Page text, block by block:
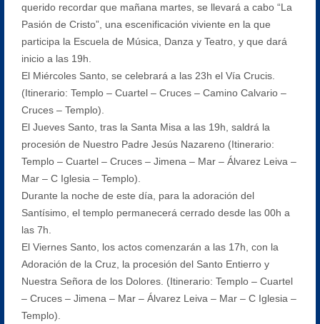
querido recordar que mañana martes, se llevará a cabo “La
Pasión de Cristo”, una escenificación viviente en la que
participa la Escuela de Música, Danza y Teatro, y que dará
inicio a las 19h.
El Miércoles Santo, se celebrará a las 23h el Vía Crucis.
(Itinerario: Templo – Cuartel – Cruces – Camino Calvario –
Cruces – Templo).
El Jueves Santo, tras la Santa Misa a las 19h, saldrá la
procesión de Nuestro Padre Jesús Nazareno (Itinerario:
Templo – Cuartel – Cruces – Jimena – Mar – Álvarez Leiva –
Mar – C Iglesia – Templo).
Durante la noche de este día, para la adoración del
Santísimo, el templo permanecerá cerrado desde las 00h a
las 7h.
El Viernes Santo, los actos comenzarán a las 17h, con la
Adoración de la Cruz, la procesión del Santo Entierro y
Nuestra Señora de los Dolores. (Itinerario: Templo – Cuartel
– Cruces – Jimena – Mar – Álvarez Leiva – Mar – C Iglesia –
Templo).